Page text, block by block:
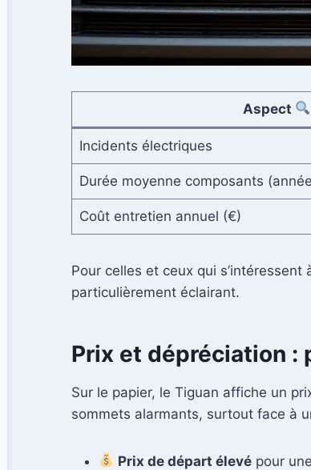
Aspect
Incidents électriques
Durée moyenne composants
Coût entretien annuel (€)
Pour celles et ceux qui
particulièrement éclairant.
Prix et dépréciation :
Sur le papier, le Tiguan affiche un
sommets alarmants, surtout face à
Prix de départ élevé pour